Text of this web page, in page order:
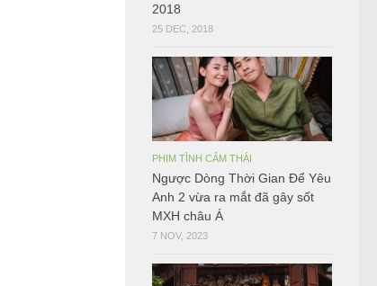
2018
25 DEC, 2018
PHIM TÌNH CẢM THÁI
Ngược Dòng Thời Gian Để Yêu
Anh 2 vừa ra mắt đã gây sốt
MXH châu Á
7 NOV, 2023